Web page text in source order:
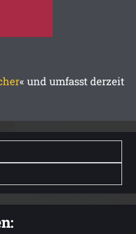
« und umfasst derzeit